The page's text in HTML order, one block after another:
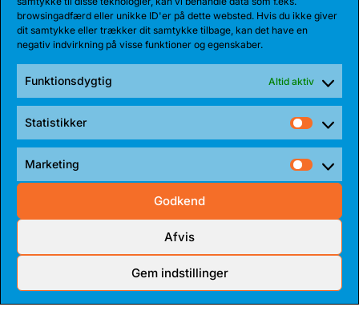
browsingadfærd eller unikke ID'er på dette websted. Hvis du ikke giver
dit samtykke eller trækker dit samtykke tilbage, kan det have en
negativ indvirkning på visse funktioner og egenskaber.
Funktionsdygtig Altid aktiv
Statistikker
Marketing
Godkend
Afvis
Gem indstillinger
i aktion
Kom i bjørnehulen i Vejlby-
Risskov Hallen.
KØB BILLET